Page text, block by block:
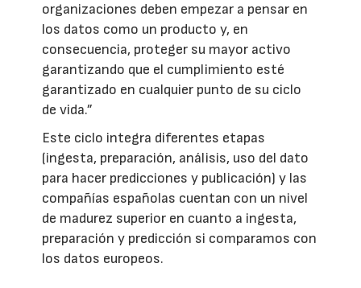
organizaciones deben empezar a pensar en
los datos como un producto y, en
consecuencia, proteger su mayor activo
garantizando que el cumplimiento esté
garantizado en cualquier punto de su ciclo
de vida.”
Este ciclo integra diferentes etapas
(ingesta, preparación, análisis, uso del dato
para hacer predicciones y publicación) y las
compañías españolas cuentan con un nivel
de madurez superior en cuanto a ingesta,
preparación y predicción si comparamos con
los datos europeos.